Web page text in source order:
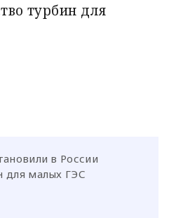
турбин для
в России
для малых ГЭС